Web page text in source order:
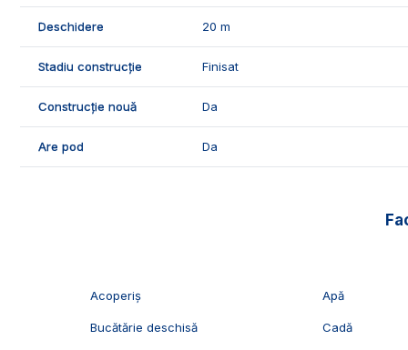
📞Pentru mai multe detalii sau pentru programarea
Exclusiv Imobiliare Alba!
ID Exclusiv - 2641931
Deschidere 20 m
Stadiu construcție Finisat
Construcție nouă Da
Are pod Da
Acoperiș Apă
Bucătărie deschisă Cadă